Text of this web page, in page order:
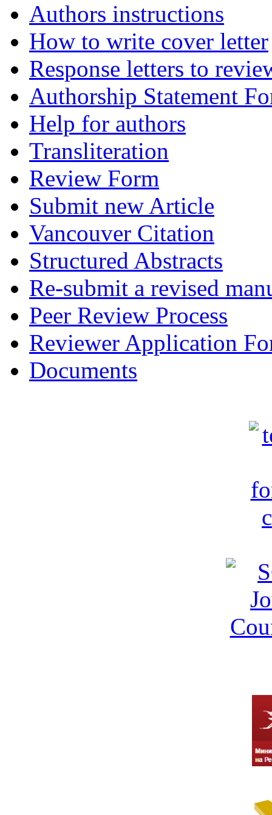
Authors instructions
How to write cover letter
Response letters to
Authorship Statement
Help for authors
Transliteration
Review Form
Submit new Article
Vancouver Citation
Structured Abstracts
Re-submit a revised
Peer Review Process
Reviewer Application
Documents